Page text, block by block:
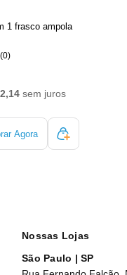
1 frasco ampola
(0)
sem juros
Agora
Nossas Lojas
São Paulo | SP